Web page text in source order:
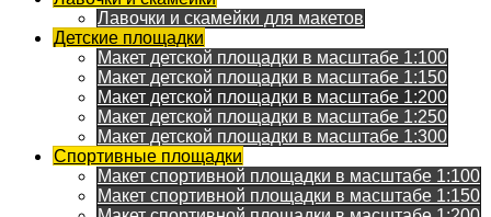
Лавочки и скамейки для макетов
Детские площадки
Макет детской площадки в масштабе 1:100
Макет детской площадки в масштабе 1:150
Макет детской площадки в масштабе 1:200
Макет детской площадки в масштабе 1:250
Макет детской площадки в масштабе 1:300
Спортивные площадки
Макет спортивной площадки в масштабе 1:100
Макет спортивной площадки в масштабе 1:150